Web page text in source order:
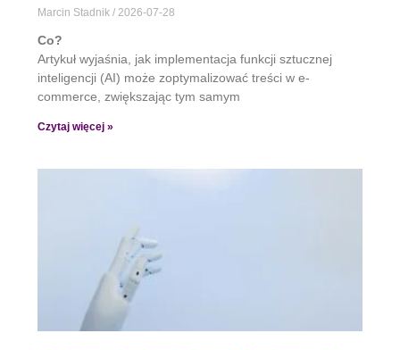
Marcin Stadnik 2026-07-28
Co?
Artykuł wyjaśnia, jak implementacja funkcji sztucznej
inteligencji (AI) może zoptymalizować treści w e-
commerce, zwiększając tym samym
Czytaj więcej »